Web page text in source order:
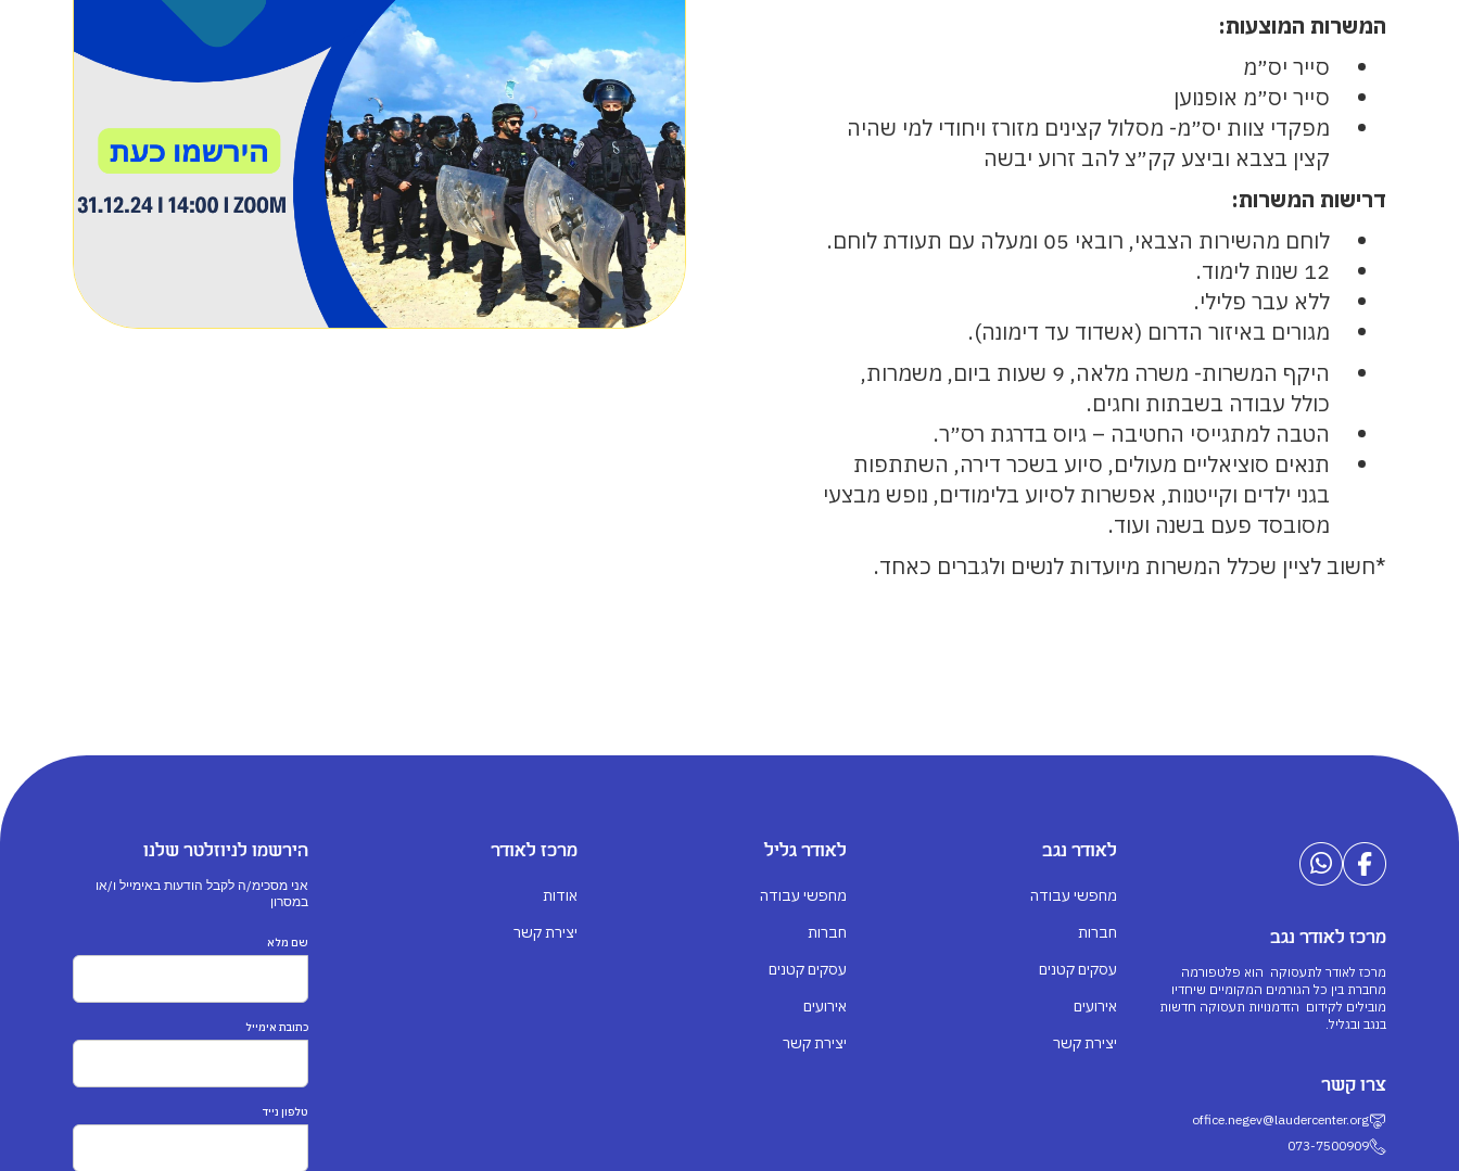
המשרות המוצעות:
סייר יס״מ
סייר יס״מ אופנוען
⁠מפקדי צוות יס״מ- מסלול קצינים מזורז ויחודי למי שהיה
קצין בצבא וביצע קק״צ להב זרוע יבשה
דרישות המשרות:
לוחם מהשירות הצבאי, רובאי 05 ומעלה עם תעודת לוחם.
⁠12 שנות לימוד.
⁠ללא עבר פלילי.
⁠מגורים באיזור הדרום (אשדוד עד דימונה).
היקף המשרות- משרה מלאה, 9 שעות ביום, משמרות,
כולל עבודה בשבתות וחגים.
הטבה למתגייסי החטיבה – גיוס בדרגת רס״ר.
תנאים סוציאליים מעולים, סיוע בשכר דירה, השתתפות
בגני ילדים וקייטנות, אפשרות לסיוע בלימודים, נופש מבצעי
מסובסד פעם בשנה ועוד.
*חשוב לציין שכלל המשרות מיועדות לנשים ולגברים כאחד.
מרכז לאודר נגב
מרכז לאודר לתעסוקה הוא פלטפורמה
מחברת בין כל הגורמים המקומיים שיחדיו
מובילים לקידום הזדמנויות תעסוקה חדשות
בנגב ובגליל.
צרו קשר
office.negev@laudercenter.org
073-7500909
לאודר נגב
מחפשי עבודה
חברות
עסקים קטנים
אירועים
יצירת קשר
לאודר גליל
מחפשי עבודה
חברות
עסקים קטנים
אירועים
יצירת קשר
מרכז לאודר
אודות
יצירת קשר
הירשמו לניוזלטר שלנו
אני מסכימ/ה לקבל הודעות באימייל ו/או
במסרון
שם מלא
כתובת אימייל
טלפון נייד